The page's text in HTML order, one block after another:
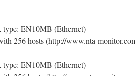
type: EN10MB (Ethernet)
256 hosts (http://www.nta-
type: EN10MB (Ethernet)